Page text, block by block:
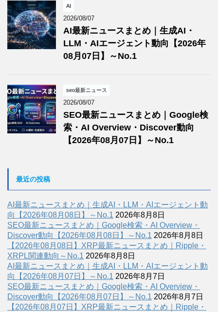
AI
2026/08/07
AI最新ニュースまとめ｜生成AI・
LLM・AIエージェント動向【2026年
08月07日】～No.1
seo最新ニュース
2026/08/07
SEO最新ニュースまとめ｜Google検
索・AI Overview・Discover動向
【2026年08月07日】～No.1
最近の投稿
AI最新ニュースまとめ｜生成AI・LLM・AIエージェント動
向【2026年08月08日】～No.1 2026年8月8日
SEO最新ニュースまとめ｜Google検索・AI Overview・
Discover動向【2026年08月08日】～No.1 2026年8月8日
【2026年08月08日】XRP最新ニュースまとめ｜Ripple・
XRPL関連動向～No.1 2026年8月8日
AI最新ニュースまとめ｜生成AI・LLM・AIエージェント動
向【2026年08月07日】～No.1 2026年8月7日
SEO最新ニュースまとめ｜Google検索・AI Overview・
Discover動向【2026年08月07日】～No.1 2026年8月7日
【2026年08月07日】XRP最新ニュースまとめ｜Ripple・